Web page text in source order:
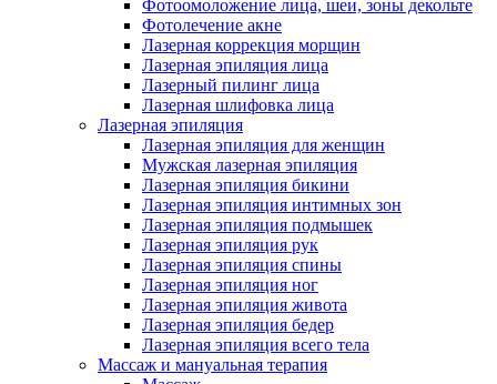
Фотоомоложение лица, шеи, зоны декольте
Фотолечение акне
Лазерная коррекция морщин
Лазерная эпиляция лица
Лазерный пилинг лица
Лазерная шлифовка лица
Лазерная эпиляция
Лазерная эпиляция для женщин
Мужская лазерная эпиляция
Лазерная эпиляция бикини
Лазерная эпиляция интимных зон
Лазерная эпиляция подмышек
Лазерная эпиляция рук
Лазерная эпиляция спины
Лазерная эпиляция ног
Лазерная эпиляция живота
Лазерная эпиляция бедер
Лазерная эпиляция всего тела
Массаж и мануальная терапия